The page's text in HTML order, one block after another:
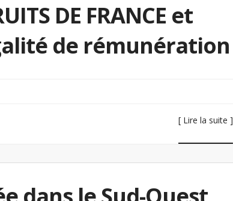
DE FRANCE et
de rémunération
[ Lire la suite ]